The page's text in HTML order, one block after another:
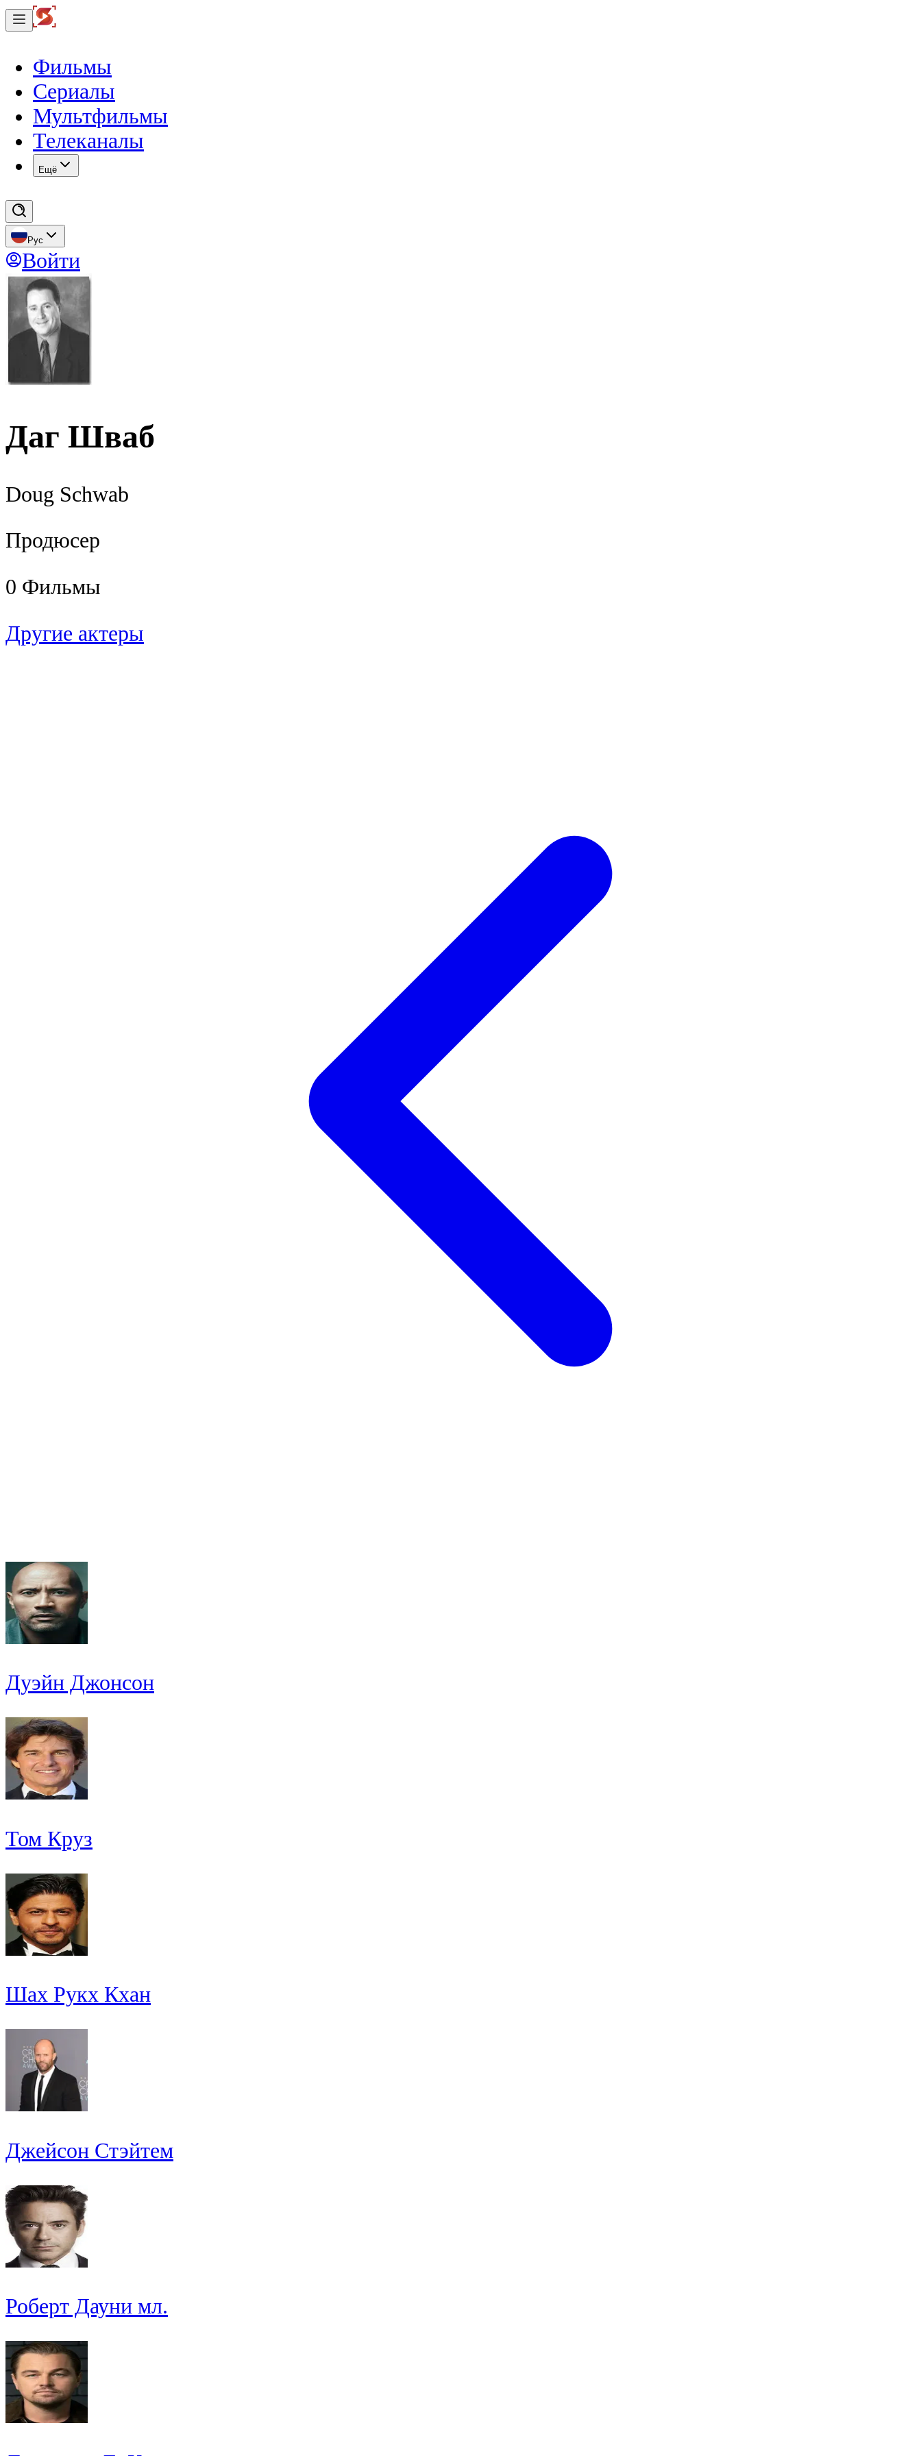
Фильмы
Сериалы
Мультфильмы
Телеканалы
Eщё
Рус
Войти
Даг Шваб
Doug Schwab
Продюсер
0 Фильмы
Другие актеры
Дуэйн Джонсон
Том Круз
Шах Рукх Кхан
Джейсон Стэйтем
Роберт Дауни мл.